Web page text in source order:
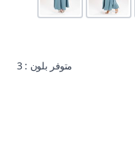
متوفر بلون : 3